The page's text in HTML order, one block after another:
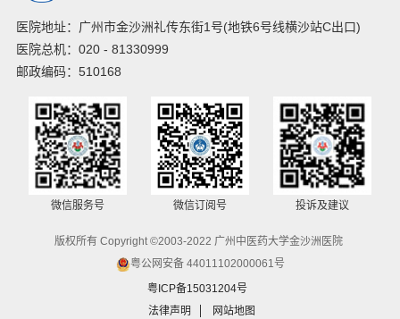
医院地址：广州市金沙洲礼传东街1号(地铁6号线横沙站C出口)
医院总机：020 - 81330999
邮政编码：510168
微信服务号 微信订阅号 投诉及建议
版权所有 Copyright ©2003-2022 广州中医药大学金沙洲医院
粤公网安备 44011102000061号
粤ICP备15031204号
法律声明
网站地图